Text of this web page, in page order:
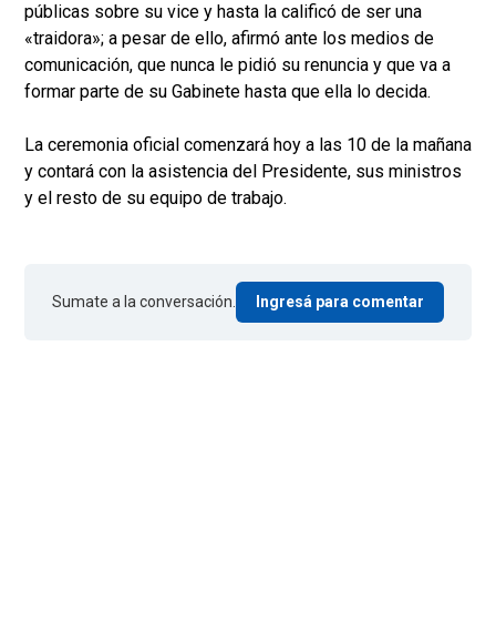
públicas sobre su vice y hasta la calificó de ser una
«traidora»; a pesar de ello, afirmó ante los medios de
comunicación, que nunca le pidió su renuncia y que va a
formar parte de su Gabinete hasta que ella lo decida.
La ceremonia oficial comenzará hoy a las 10 de la mañana
y contará con la asistencia del Presidente, sus ministros
y el resto de su equipo de trabajo.
Sumate a la conversación. Ingresá para comentar